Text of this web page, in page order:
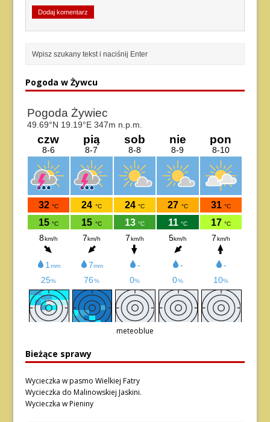
Pogoda w Żywcu
meteoblue
Bieżące sprawy
Wycieczka w pasmo Wielkiej Fatry
Wycieczka do Malinowskiej Jaskini.
Wycieczka w Pieniny